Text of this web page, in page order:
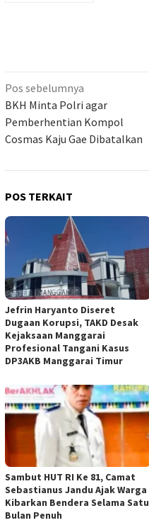
Navigasi
pos
Pos sebelumnya
BKH Minta Polri agar
Pemberhentian Kompol
Cosmas Kaju Gae Dibatalkan
POS TERKAIT
Jefrin Haryanto Diseret
Dugaan Korupsi, TAKD Desak
Kejaksaan Manggarai
Profesional Tangani Kasus
DP3AKB Manggarai Timur
Sambut HUT RI Ke 81, Camat
Sebastianus Jandu Ajak Warga
Kibarkan Bendera Selama Satu
Bulan Penuh